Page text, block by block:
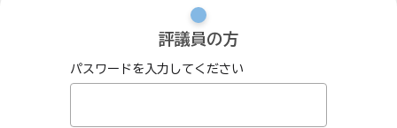
評議員の方
パスワードを入力してください